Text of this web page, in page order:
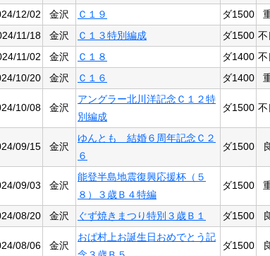
12/02 金沢 Ｃ１９ ダ1500
11/18
金沢 Ｃ１３特別編成 ダ1500 不
11/02
金沢 Ｃ１８ ダ1400 不
10/20
金沢 Ｃ１６ ダ1400
10/08 金沢
アングラー北川洋記念Ｃ１２特
別編成
ダ1500 不
09/15 金沢
ゆんとも 結婚６周年記念Ｃ２
６
ダ1500
09/03 金沢
能登半島地震復興応援杯（５
８）３歳Ｂ４特編
ダ1500
08/20 金沢 ぐず焼きまつり特別３歳Ｂ１ ダ1500
08/06 金沢
おぱ村上お誕生日おめでとう記
ダ1500